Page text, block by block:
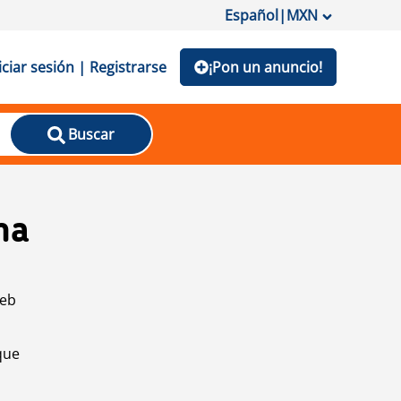
Español|MXN
sesión | Registrarse ¡Pon un anuncio!
Buscar